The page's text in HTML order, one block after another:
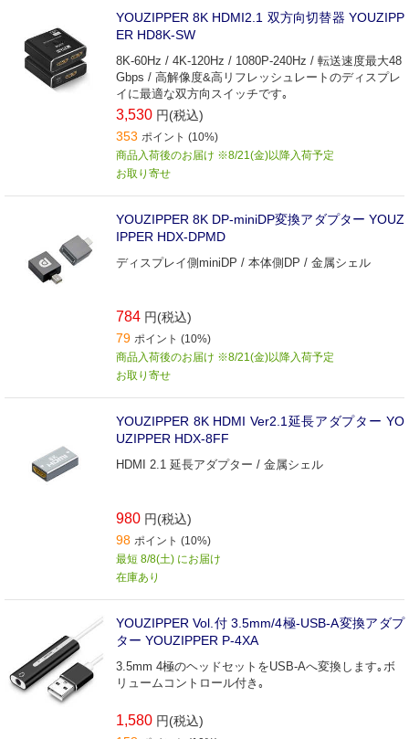
YOUZIPPER 8K HDMI2.1 双方向切替器 YOUZIPP
ER HD8K-SW
8K-60Hz / 4K-120Hz / 1080P-240Hz / 転送速度最大48
Gbps / 高解像度&高リフレッシュレートのディスプレ
イに最適な双方向スイッチです｡
3,530 円(税込)
353 ポイント (10%)
商品入荷後のお届け ※8/21(金)以降入荷予定
お取り寄せ
YOUZIPPER 8K DP-miniDP変換アダプター YOUZ
IPPER HDX-DPMD
ディスプレイ側miniDP / 本体側DP / 金属シェル
784 円(税込)
79 ポイント (10%)
商品入荷後のお届け ※8/21(金)以降入荷予定
お取り寄せ
YOUZIPPER 8K HDMI Ver2.1延長アダプター YO
UZIPPER HDX-8FF
HDMI 2.1 延長アダプター / 金属シェル
980 円(税込)
98 ポイント (10%)
最短 8/8(土) にお届け
在庫あり
YOUZIPPER Vol.付 3.5mm/4極-USB-A変換アダプ
ター YOUZIPPER P-4XA
3.5mm 4極のヘッドセットをUSB-Aへ変換します｡ボ
リュームコントロール付き｡
1,580 円(税込)